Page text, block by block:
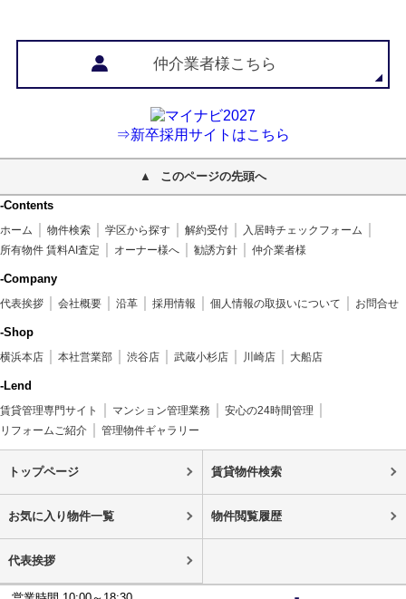
仲介業者様こちら
⇒新卒採用サイトはこちら
このページの先頭へ
-Contents
ホーム 物件検索 学区から探す 解約受付
入居時チェックフォーム
所有物件 賃料AI査定
オーナー様へ 勧誘方針 仲介業者様
-Company
代表挨拶 会社概要 沿革 採用情報 個人情報の取扱いについて お問合せ
-Shop
横浜本店 本社営業部 渋谷店 武蔵小杉店 川崎店 大船店
-Lend
賃貸管理専門サイト マンション管理業務
安心の24時間管理
リフォームご紹介
管理物件ギャラリー
トップページ 賃貸物件検索
お気に入り物件一覧 物件閲覧履歴
代表挨拶